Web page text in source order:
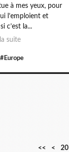
à mes yeux, pour
l’emploient et
c’est la...
suite
#Europe
<< <
1
20